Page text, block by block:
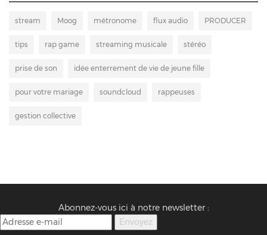
stream Moog métronome flux audio PRODUCER
tips rap game streaming musicale stéréo
prise de son idée enterrement de vie de jeune fille
pour votre mariage soundcloud rappeuses
gestion collective
Abonnez-vous ici à notre newsletter :